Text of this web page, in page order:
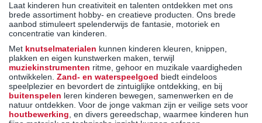
Laat kinderen hun creativiteit en talenten ontdekken met ons
brede assortiment hobby- en creatieve producten. Ons brede
aanbod stimuleert spelenderwijs de fantasie, motoriek en
concentratie van kinderen.
Met knutselmaterialen kunnen kinderen kleuren, knippen,
plakken en eigen kunstwerken maken, terwijl
muziekinstrumenten ritme, gehoor en muzikale vaardigheden
ontwikkelen. Zand- en waterspeelgoed biedt eindeloos
speelplezier en bevordert de zintuiglijke ontdekking, en bij
buitenspelen leren kinderen bewegen, samenwerken en de
natuur ontdekken. Voor de jonge vakman zijn er veilige sets voor
houtbewerking, en divers gereedschap, waarmee kinderen hun